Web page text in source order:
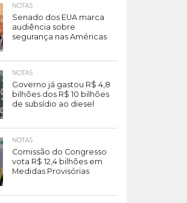
NOTAS
Senado dos EUA marca
audiência sobre
segurança nas Américas
NOTAS
Governo já gastou R$ 4,8
bilhões dos R$ 10 bilhões
de subsídio ao diesel
NOTAS
Comissão do Congresso
vota R$ 12,4 bilhões em
Medidas Provisórias